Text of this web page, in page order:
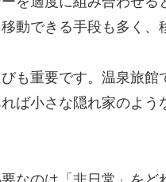
動できる手段も多く、
も重要です。温泉旅館
ば小さな隠れ家のよ